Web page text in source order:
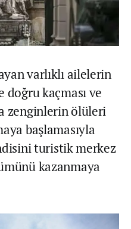
varlıklı ailelerin
doğru kaçması ve
zenginlerin ölüleri
başlamasıyla
turistik merkez
kazanmaya